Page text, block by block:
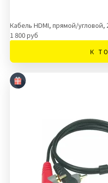
Кабель HDMI, прямой/угловой,
1 800 руб
К